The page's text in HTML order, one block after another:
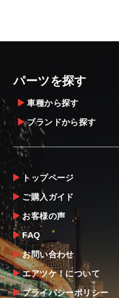
パーツを探す
車種から探す
ブランドから探す
トップページ
ご購入ガイド
お客様の声
FAQ
お問い合わせ
エアツケ！について
プライバシーポリシー